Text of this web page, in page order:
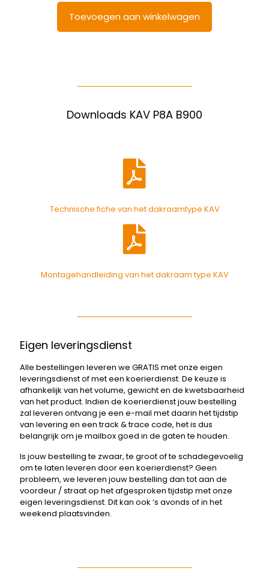
Toevoegen aan winkelwagen
Downloads KAV P8A B900
Technische fiche van het dakraamtype KAV
Montagehandleiding van het dakraam type KAV
Eigen leveringsdienst
Alle bestellingen leveren we GRATIS met onze eigen
leveringsdienst of met een koerierdienst. De keuze is
afhankelijk van het volume, gewicht en de kwetsbaarheid
van het product. Indien de koerierdienst jouw bestelling
zal leveren ontvang je een e-mail met daarin het tijdstip
van levering en een track & trace code, het is dus
belangrijk om je mailbox goed in de gaten te houden.
Is jouw bestelling te zwaar, te groot of te schadegevoelig
om te laten leveren door een koerierdienst? Geen
probleem, we leveren jouw bestelling dan tot aan de
voordeur / straat op het afgesproken tijdstip met onze
eigen leveringsdienst. Dit kan ook ‘s avonds of in het
weekend plaatsvinden.